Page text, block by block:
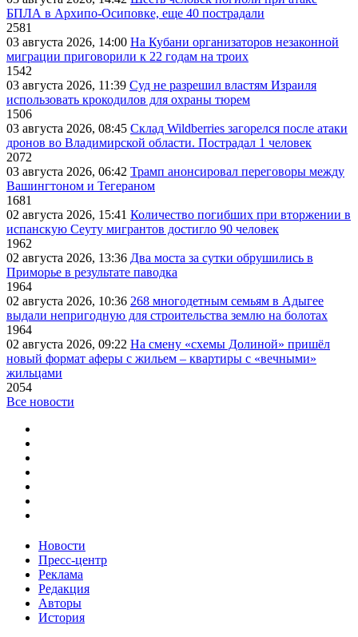
БПЛА в Архипо-Осиповке, еще 40 пострадали
2581
03 августа 2026, 14:00 На Кубани организаторов незаконной
миграции приговорили к 22 годам на троих
1542
03 августа 2026, 11:39 Суд не разрешил властям Израиля
использовать крокодилов для охраны тюрем
1506
03 августа 2026, 08:45 Склад Wildberries загорелся после атаки
дронов во Владимирской области. Пострадал 1 человек
2072
03 августа 2026, 06:42 Трамп анонсировал переговоры между
Вашингтоном и Тегераном
1681
02 августа 2026, 15:41 Количество погибших при вторжении в
испанскую Сеуту мигрантов достигло 90 человек
1962
02 августа 2026, 13:36 Два моста за сутки обрушились в
Приморье в результате паводка
1964
02 августа 2026, 10:36 268 многодетным семьям в Адыгее
выдали непригодную для строительства землю на болотах
1964
02 августа 2026, 09:22 На смену «схемы Долиной» пришёл
новый формат аферы с жильем – квартиры с «вечными»
жильцами
2054
Все новости
Новости
Пресс-центр
Реклама
Редакция
Авторы
История